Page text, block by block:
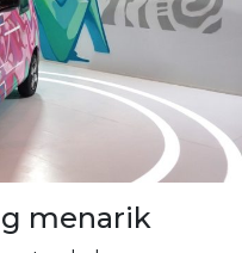
menarik